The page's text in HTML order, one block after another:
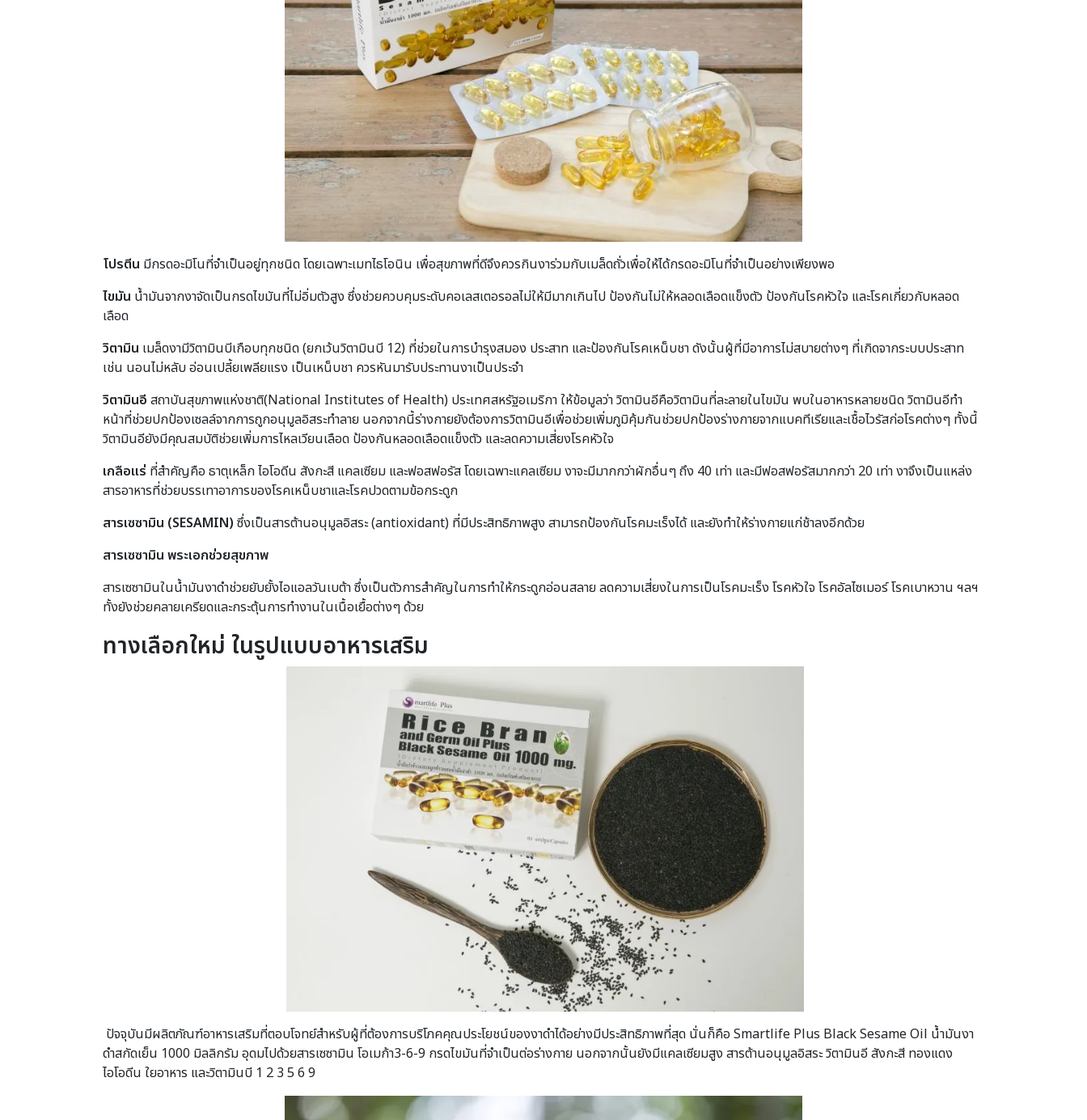
โปรตีน มีกรดอะมิโนที่จำเป็นอยู่ทุกชนิด โดยเฉพาะเมทไธโอนิน เพื่อสุขภาพที่ดีจึงควรกินงาร่วมกับเมล็ดถั่วเพื่อให้ได้กรดอะมิโนที่จำเป็นอย่างเพียงพอ
ไขมัน น้ำมันจากงาจัดเป็นกรดไขมันที่ไม่อิ่มตัวสูง ซึ่งช่วยควบคุมระดับคอเลสเตอรอลไม่ให้มีมากเกินไป ป้องกันไม่ให้หลอดเลือดแข็งตัว ป้องกันโรคหัวใจ และโรคเกี่ยวกับหลอด
เลือด
วิตามิน เมล็ดงามีวิตามินบีเกือบทุกชนิด (ยกเว้นวิตามินบี 12) ที่ช่วยในการบำรุงสมอง ประสาท และป้องกันโรคเหน็บชา ดังนั้นผู้ที่มีอาการไม่สบายต่างๆ ที่เกิดจากระบบประสาท
เช่น นอนไม่หลับ อ่อนเปลี้ยเพลียแรง เป็นเหน็บชา ควรหันมารับประทานงาเป็นประจำ
วิตามินอี สถาบันสุขภาพแห่งชาติ(National Institutes of Health) ประเทศสหรัฐอเมริกา ให้ข้อมูลว่า วิตามินอีคือวิตามินที่ละลายในไขมัน พบในอาหารหลายชนิด วิตามินอีทำ
หน้าที่ช่วยปกป้องเซลล์จากการถูกอนุมูลอิสระทำลาย นอกจากนี้ร่างกายยังต้องการวิตามินอีเพื่อช่วยเพิ่มภูมิคุ้มกันช่วยปกป้องร่างกายจากแบคทีเรียและเชื้อไวรัสก่อโรคต่างๆ ทั้งนี้
วิตามินอียังมีคุณสมบัติช่วยเพิ่มการไหลเวียนเลือด ป้องกันหลอดเลือดแข็งตัว และลดความเสี่ยงโรคหัวใจ
เกลือแร่ ที่สำคัญคือ ธาตุเหล็ก ไอโอดีน สังกะสี แคลเซียม และฟอสฟอรัส โดยเฉพาะแคลเซียม งาจะมีมากกว่าผักอื่นๆ ถึง 40 เท่า และมีฟอสฟอรัสมากกว่า 20 เท่า งาจึงเป็นแหล่ง
สารอาหารที่ช่วยบรรเทาอาการของโรคเหน็บชาและโรคปวดตามข้อกระดูก
สารเซซามิน (SESAMIN) ซึ่งเป็นสารต้านอนุมูลอิสระ (antioxidant) ที่มีประสิทธิภาพสูง สามารถป้องกันโรคมะเร็งได้ และยังทำให้ร่างกายแก่ช้าลงอีกด้วย
สารเซซามิน พระเอกช่วยสุขภาพ
สารเซซามินในน้ำมันงาดำช่วยยับยั้งไอแอลวันเบต้า ซึ่งเป็นตัวการสำคัญในการทำให้กระดูกอ่อนสลาย ลดความเสี่ยงในการเป็นโรคมะเร็ง โรคหัวใจ โรคอัลไซเมอร์ โรคเบาหวาน ฯลฯ
ทั้งยังช่วยคลายเครียดและกระตุ้นการทำงานในเนื้อเยื้อต่างๆ ด้วย
ทางเลือกใหม่ ในรูปแบบอาหารเสริม
ปัจจุบันมีผลิตภัณฑ์อาหารเสริมที่ตอบโจทย์สำหรับผู้ที่ต้องการบริโภคคุณประโยชน์ของงาดำได้อย่างมีประสิทธิภาพที่สุด นั่นก็คือ Smartlife Plus Black Sesame Oil น้ำมันงา
ดำสกัดเย็น 1000 มิลลิกรัม อุดมไปด้วยสารเซซามิน โอเมก้า3-6-9 กรดไขมันที่จำเป็นต่อร่างกาย นอกจากนั้นยังมีแคลเซียมสูง สารต้านอนุมูลอิสระ วิตามินอี สังกะสี ทองแดง
ไอโอดีน ใยอาหาร และวิตามินบี 1 2 3 5 6 9